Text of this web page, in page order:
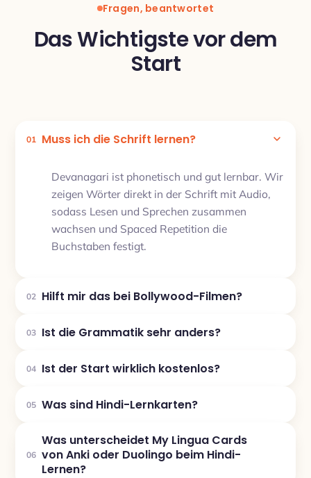
Fragen, beantwortet
Das Wichtigste vor dem
Start
01 Muss ich die Schrift lernen?
Devanagari ist phonetisch und gut lernbar. Wir
zeigen Wörter direkt in der Schrift mit Audio,
sodass Lesen und Sprechen zusammen
wachsen und Spaced Repetition die
Buchstaben festigt.
02 Hilft mir das bei Bollywood-Filmen?
03 Ist die Grammatik sehr anders?
04 Ist der Start wirklich kostenlos?
05 Was sind Hindi-Lernkarten?
06
Was unterscheidet My Lingua Cards
von Anki oder Duolingo beim Hindi-
Lernen?